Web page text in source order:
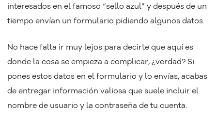
interesados en el famoso “sello azul” y después de un
tiempo envían un formulario pidiendo algunos datos.
No hace falta ir muy lejos para decirte que aquí es
donde la cosa se empieza a complicar, ¿verdad? Si
pones estos datos en el formulario y lo envías, acabas
de entregar información valiosa que suele incluir el
nombre de usuario y la contraseña de tu cuenta.